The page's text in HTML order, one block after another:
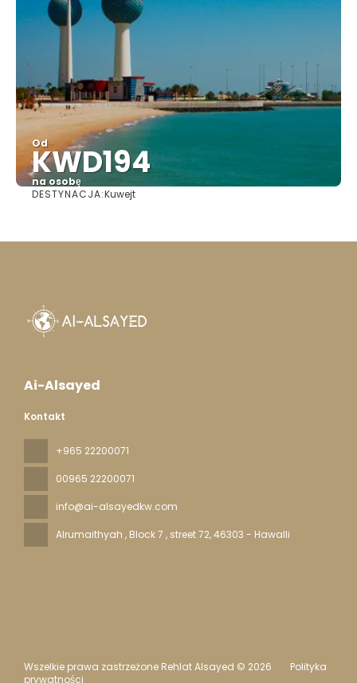
Od
KWD194
na osobę
DESTYNACJA:Kuwejt
Ai-Alsayed
Kontakt
+965 22200071
00965 22200071
info@ai-alsayedkw.com
Alrumaithyah , Block 7 , street 72, 46303 - Hawalli
Wszelkie prawa zastrzeżone Rehlat Alsayed © 2026
Polityka
prywatności